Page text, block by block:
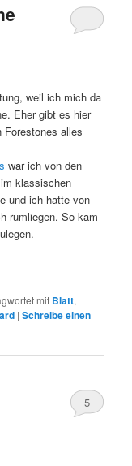
weil ich mich da
Eher gibt es hier
Forestones alles
war ich von den
klassischen
und ich hatte von
rumliegen. So kam
mit Blatt,
|Schreibe einen
5